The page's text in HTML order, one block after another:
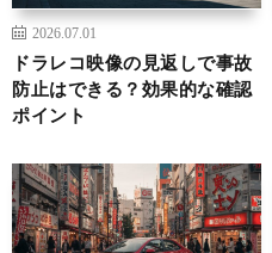
2026.07.01
ドラレコ映像の見返しで事故
防止はできる？効果的な確認
ポイント